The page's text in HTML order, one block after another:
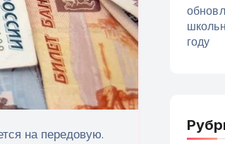
на передовую.
году